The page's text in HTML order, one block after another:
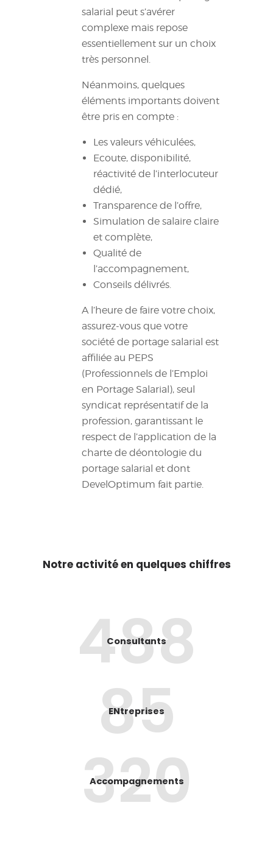
salarial peut s’avérer
complexe mais repose
essentiellement sur un choix
très personnel.
Néanmoins, quelques
éléments importants doivent
être pris en compte :
Les valeurs véhiculées,
Ecoute, disponibilité,
réactivité de l’interlocuteur
dédié,
Transparence de l’offre,
Simulation de salaire claire
et complète,
Qualité de
l’accompagnement,
Conseils délivrés.
A l’heure de faire votre choix,
assurez-vous que votre
société de portage salarial est
affiliée au PEPS
(Professionnels de l’Emploi
en Portage Salarial), seul
syndicat représentatif de la
profession, garantissant le
respect de l’application de la
charte de déontologie du
portage salarial et dont
DevelOptimum fait partie.
Notre activité en quelques chiffres
488
Consultants
85
ENtreprises
320
Accompagnements